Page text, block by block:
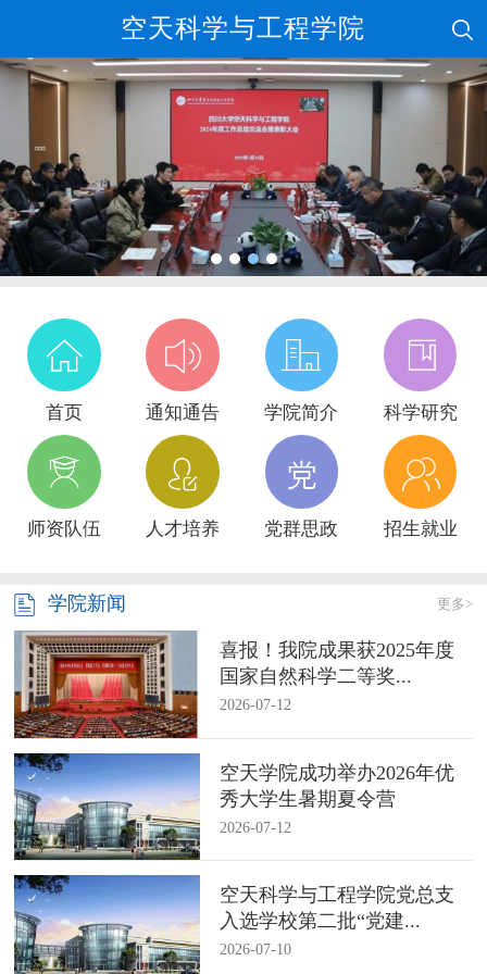
空天科学与工程学院
首页 通知通告 学院简介 科学研究
师资队伍 人才培养 党群思政 招生就业
学院新闻 更多>
喜报！我院成果获2025年度
国家自然科学二等奖...
2026-07-12
空天学院成功举办2026年优
秀大学生暑期夏令营
2026-07-12
空天科学与工程学院党总支
入选学校第二批“党建...
2026-07-10